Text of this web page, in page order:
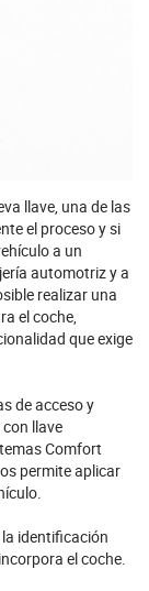
llave, una de las
el proceso y si
a un
automotriz y a
realizar una
el coche,
que exige
de acceso y
llave
Comfort
permite aplicar
identificación
el coche.